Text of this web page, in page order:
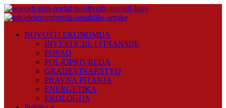
Skip
to
Plus
NOVOSTI EKONOMIJA
INVESTICIJE I FINANSIJE
POSAO
POLJOPRIVREDA
GRAĐEVINARSTVO
PRAVNA PITANJA
ENERGETIKA
EKOLOGIJA